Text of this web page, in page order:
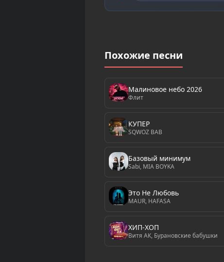
Похожие песни
Малиновое небо 2026
Флит
КУПЕР
SQWOZ BAB
Базовый минимум
Sabi, MIA BOYKA
Это Не Любовь
MAUR, HAFASA
ХИП-ХОП
Витя АК, Бурановские бабушки